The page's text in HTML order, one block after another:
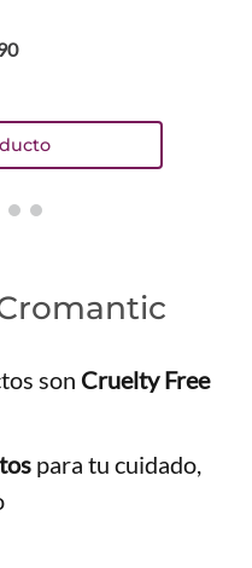
son Cruelty Free
para tu cuidado,